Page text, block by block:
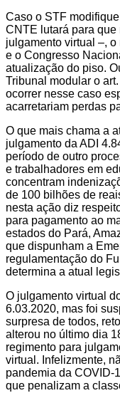
Caso o STF
CNTE lutará para
julgamento virtual –,
e o Congresso
atualização do piso.
Tribunal modular o
ocorrer nesse caso
acarretariam perdas
O que mais chama a
julgamento da ADI
período de outro
e trabalhadores em
concentram
de 100 bilhões de
nesta ação diz
para pagamento ao
estados do Pará,
que dispunham a
regulamentação do
determina a atual
O julgamento virtual
6.03.2020, mas foi
surpresa de todos,
alterou no último dia
regimento para
virtual. Infelizmente,
pandemia da COVID-
que penalizam a